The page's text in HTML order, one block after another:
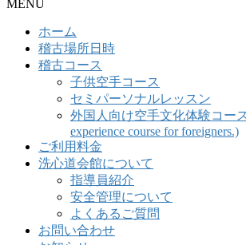
MENU
ホーム
稽古場所日時
稽古コース
子供空手コース
セミパーソナルレッスン
外国人向け空手文化体験コー
experience course for foreigners.)
ご利用料金
洗心道会館について
指導員紹介
安全管理について
よくあるご質問
お問い合わせ